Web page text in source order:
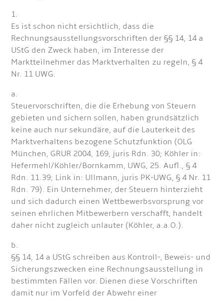
1.
Es ist schon nicht ersichtlich, dass die
Rechnungsausstellungsvorschriften der §§ 14, 14 a
UStG den Zweck haben, im Interesse der
Marktteilnehmer das Marktverhalten zu regeln, § 4
Nr. 11 UWG.
a.
Steuervorschriften, die die Erhebung von Steuern
gebieten und sichern sollen, haben grundsätzlich
keine auch nur sekundäre, auf die Lauterkeit des
Marktverhaltens bezogene Schutzfunktion (OLG
München, GRUR 2004, 169, juris Rdn. 30; Köhler in:
Hefermehl/Köhler/Bornkamm, UWG, 25. Aufl., § 4
Rdn. 11.39; Link in: Ullmann, juris PK-UWG, § 4 Nr. 11
Rdn. 79). Ein Unternehmer, der Steuern hinterzieht
und sich dadurch einen Wettbewerbsvorsprung vor
seinen ehrlichen Mitbewerbern verschafft, handelt
daher nicht zugleich unlauter (Köhler, a.a.O.).
b.
§§ 14, 14 a UStG schreiben aus Kontroll-, Beweis- und
Sicherungszwecken eine Rechnungsausstellung in
bestimmten Fällen vor. Dienen diese Vorschriften
damit nur im Vorfeld der Abwehr einer